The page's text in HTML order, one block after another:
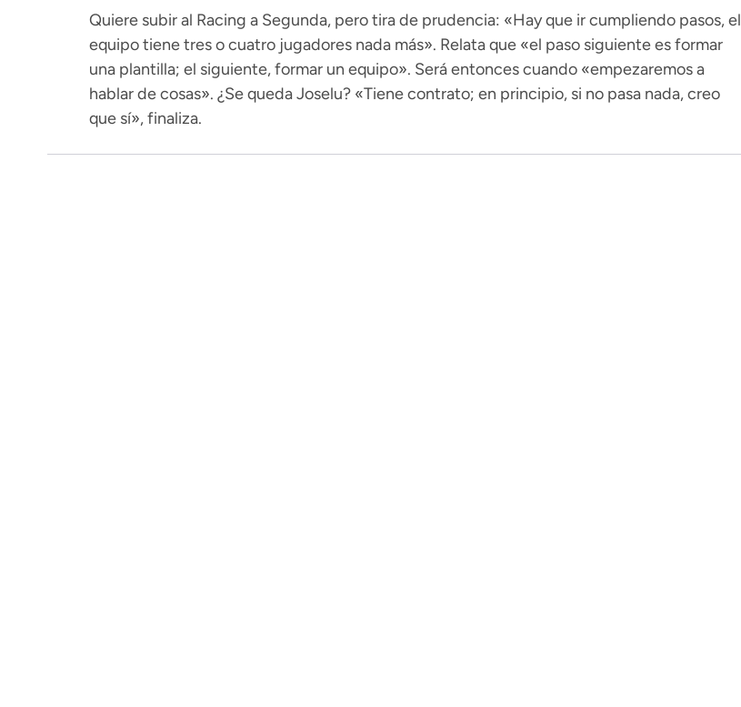
Quiere subir al Racing a Segunda, pero tira de prudencia: «Hay que ir cumpliendo pasos, el
equipo tiene tres o cuatro jugadores nada más». Relata que «el paso siguiente es formar
una plantilla; el siguiente, formar un equipo». Será entonces cuando «empezaremos a
hablar de cosas». ¿Se queda Joselu? «Tiene contrato; en principio, si no pasa nada, creo
que sí», finaliza.